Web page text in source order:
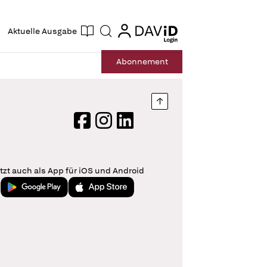
Aktuelle Ausgabe Suche login
login
Abonnement
Nach oben springen
FacebookInstagram
LinkedIn
auch als App für iOS und Android
Jetzt bei Google PlayLaden im App Store